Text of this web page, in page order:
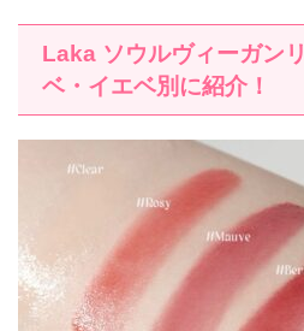
Laka ソウルヴィーガン
ベ・イエベ別に紹介！